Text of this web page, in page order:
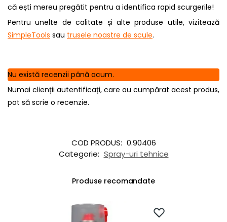
că ești mereu pregătit pentru a identifica rapid scurgerile!
Pentru unelte de calitate și alte produse utile, vizitează
SimpleTools sau trusele noastre de scule.
Nu există recenzii până acum.
Numai clienții autentificați, care au cumpărat acest produs,
pot să scrie o recenzie.
COD PRODUS: 0.90406
Categorie: Spray-uri tehnice
Produse recomandate